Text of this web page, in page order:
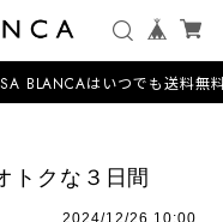
BLANCAはいつでも送料無
トクな３日間
2024/12/26 10:00